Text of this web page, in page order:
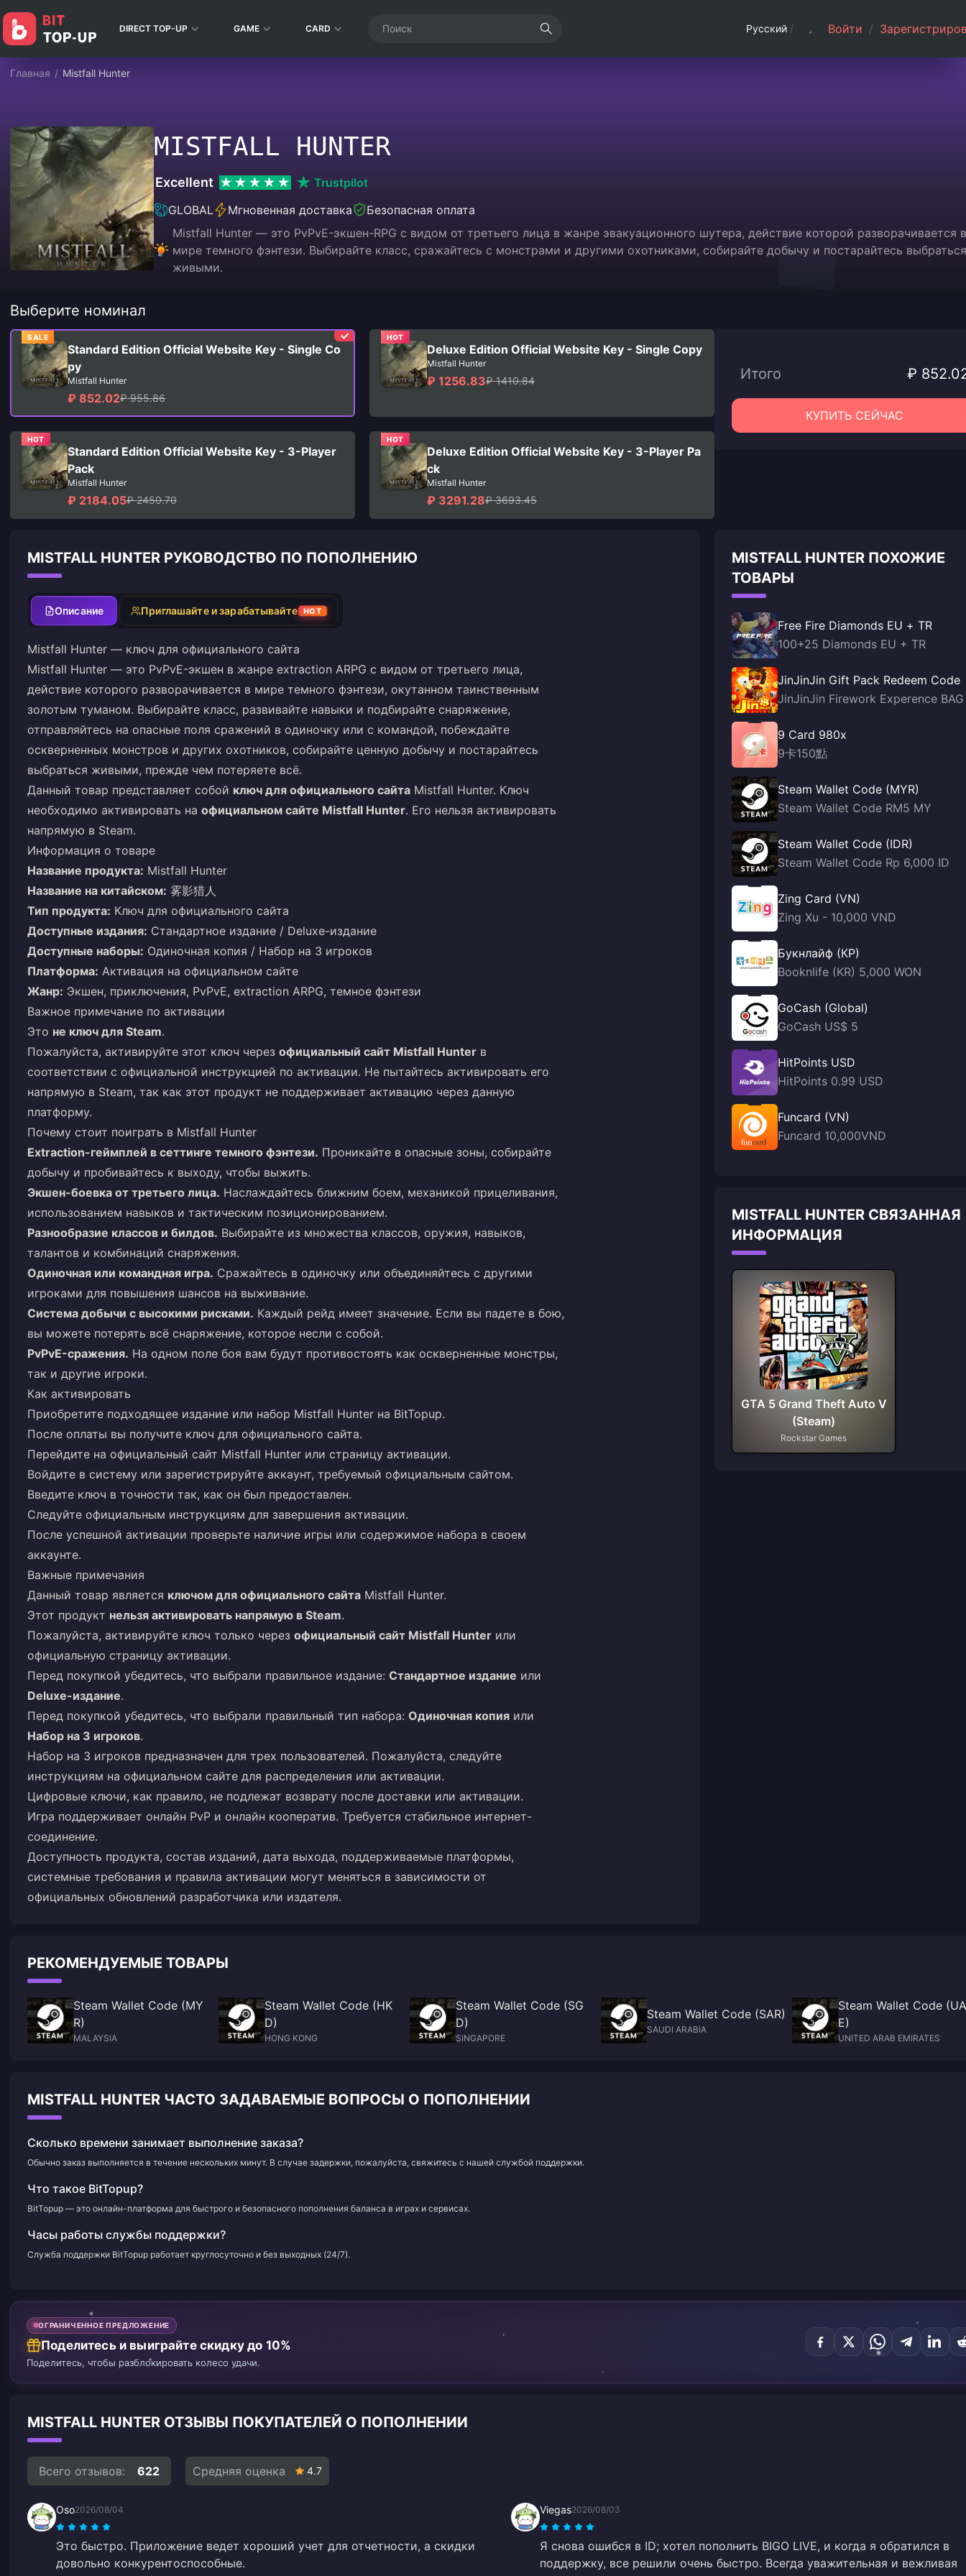
DIRECT TOP-UP GAME CARD Русский / Войти /
Главная / Mistfall Hunter
MISTFALL HUNTER
Excellent
Trustpilot
GLOBAL
Мгновенная доставка
Безопасная оплата
Mistfall Hunter — это PvPvE-экшен-RPG с видом от третьего лица в жанре эвакуационного шутера, действие которой разворачивается в
мире темного фэнтези. Выбирайте класс, сражайтесь с монстрами и другими охотниками, собирайте добычу и постарайтесь выбраться
живыми.
Выберите номинал
SALE
Standard Edition Official Website Key - Single Co
py
Mistfall Hunter
₽ 852.02₽ 955.86
HOT
Deluxe Edition Official Website Key - Single Copy
Mistfall Hunter
₽ 1256.83₽ 1410.84
HOT
Standard Edition Official Website Key - 3-Player
Pack
Mistfall Hunter
₽ 2184.05₽ 2450.70
HOT
Deluxe Edition Official Website Key - 3-Player Pa
ck
Mistfall Hunter
₽ 3291.28₽ 3693.45
Итого ₽
КУПИТЬ СЕЙЧАС
MISTFALL HUNTER РУКОВОДСТВО ПО ПОПОЛНЕНИЮ
Описание Приглашайте и зарабатывайте HOT
Mistfall Hunter — ключ для официального сайта
Mistfall Hunter — это PvPvE-экшен в жанре extraction ARPG с видом от третьего лица,
действие которого разворачивается в мире темного фэнтези, окутанном таинственным
золотым туманом. Выбирайте класс, развивайте навыки и подбирайте снаряжение,
отправляйтесь на опасные поля сражений в одиночку или с командой, побеждайте
оскверненных монстров и других охотников, собирайте ценную добычу и постарайтесь
выбраться живыми, прежде чем потеряете всё.
Данный товар представляет собой ключ для официального сайта Mistfall Hunter. Ключ
необходимо активировать на официальном сайте Mistfall Hunter. Его нельзя активировать
напрямую в Steam.
Информация о товаре
Название продукта: Mistfall Hunter
Название на китайском: 雾影猎人
Тип продукта: Ключ для официального сайта
Доступные издания: Стандартное издание / Deluxe-издание
Доступные наборы: Одиночная копия / Набор на 3 игроков
Платформа: Активация на официальном сайте
Жанр: Экшен, приключения, PvPvE, extraction ARPG, темное фэнтези
Важное примечание по активации
Это не ключ для Steam.
Пожалуйста, активируйте этот ключ через официальный сайт Mistfall Hunter в
соответствии с официальной инструкцией по активации. Не пытайтесь активировать его
напрямую в Steam, так как этот продукт не поддерживает активацию через данную
платформу.
Почему стоит поиграть в Mistfall Hunter
Extraction-геймплей в сеттинге темного фэнтези. Проникайте в опасные зоны, собирайте
добычу и пробивайтесь к выходу, чтобы выжить.
Экшен-боевка от третьего лица. Наслаждайтесь ближним боем, механикой прицеливания,
использованием навыков и тактическим позиционированием.
Разнообразие классов и билдов. Выбирайте из множества классов, оружия, навыков,
талантов и комбинаций снаряжения.
Одиночная или командная игра. Сражайтесь в одиночку или объединяйтесь с другими
игроками для повышения шансов на выживание.
Система добычи с высокими рисками. Каждый рейд имеет значение. Если вы падете в бою,
вы можете потерять всё снаряжение, которое несли с собой.
PvPvE-сражения. На одном поле боя вам будут противостоять как оскверненные монстры,
так и другие игроки.
Как активировать
Приобретите подходящее издание или набор Mistfall Hunter на BitTopup.
После оплаты вы получите ключ для официального сайта.
Перейдите на официальный сайт Mistfall Hunter или страницу активации.
Войдите в систему или зарегистрируйте аккаунт, требуемый официальным сайтом.
Введите ключ в точности так, как он был предоставлен.
Следуйте официальным инструкциям для завершения активации.
После успешной активации проверьте наличие игры или содержимое набора в своем
аккаунте.
Важные примечания
Данный товар является ключом для официального сайта Mistfall Hunter.
Этот продукт нельзя активировать напрямую в Steam.
Пожалуйста, активируйте ключ только через официальный сайт Mistfall Hunter или
официальную страницу активации.
Перед покупкой убедитесь, что выбрали правильное издание: Стандартное издание или
Deluxe-издание.
Перед покупкой убедитесь, что выбрали правильный тип набора: Одиночная копия или
Набор на 3 игроков.
Набор на 3 игроков предназначен для трех пользователей. Пожалуйста, следуйте
инструкциям на официальном сайте для распределения или активации.
Цифровые ключи, как правило, не подлежат возврату после доставки или активации.
Игра поддерживает онлайн PvP и онлайн кооператив. Требуется стабильное интернет-
соединение.
Доступность продукта, состав изданий, дата выхода, поддерживаемые платформы,
системные требования и правила активации могут меняться в зависимости от
официальных обновлений разработчика или издателя.
MISTFALL HUNTER ПОХОЖИЕ
ТОВАРЫ
Free Fire Diamonds EU + TR
100+25 Diamonds EU + TR
JinJinJin Gift Pack Redeem Code
JinJinJin Firework Experence BAG
9 Card 980x
9卡150點
Steam Wallet Code (MYR)
Steam Wallet Code RM5 MY
Steam Wallet Code (IDR)
Steam Wallet Code Rp 6,000 ID
Zing Card (VN)
Zing Xu - 10,000 VND
Букнлайф (КР)
Booknlife (KR) 5,000 WON
GoCash (Global)
GoCash US$ 5
HitPoints USD
HitPoints 0.99 USD
Funcard (VN)
Funcard 10,000VND
MISTFALL HUNTER СВЯЗАННАЯ
ИНФОРМАЦИЯ
GTA 5 Grand Theft Auto V
(Steam)
Rockstar Games
РЕКОМЕНДУЕМЫЕ ТОВАРЫ
Steam Wallet Code (MY
R)
MALAYSIA
Steam Wallet Code (HK
D)
HONG KONG
Steam Wallet Code (SG
D)
SINGAPORE
Steam Wallet Code (SAR)
SAUDI ARABIA
Steam Wallet Code (UA
E)
UNITED ARAB EMIRATES
MISTFALL HUNTER ЧАСТО ЗАДАВАЕМЫЕ ВОПРОСЫ О ПОПОЛНЕНИИ
Сколько времени занимает выполнение заказа?
Обычно заказ выполняется в течение нескольких минут. В случае задержки, пожалуйста, свяжитесь с нашей службой поддержки.
Что такое BitTopup?
BitTopup — это онлайн-платформа для быстрого и безопасного пополнения баланса в играх и сервисах.
Часы работы службы поддержки?
Служба поддержки BitTopup работает круглосуточно и без выходных (24/7).
ОГРАНИЧЕННОЕ ПРЕДЛОЖЕНИЕ
Поделитесь и выиграйте скидку до 10%
Поделитесь, чтобы разблокировать колесо удачи.
MISTFALL HUNTER ОТЗЫВЫ ПОКУПАТЕЛЕЙ О ПОПОЛНЕНИИ
Всего отзывов: 622 Средняя оценка 4.7
Oso2026/08/04
Это быстро. Приложение ведет хороший учет для отчетности, а скидки
довольно конкурентоспособные.
Viegas2026/08/03
Я снова ошибся в ID; хотел пополнить BIGO LIVE, и когда я обратился в
поддержку, все решили очень быстро. Всегда уважительная и вежливая